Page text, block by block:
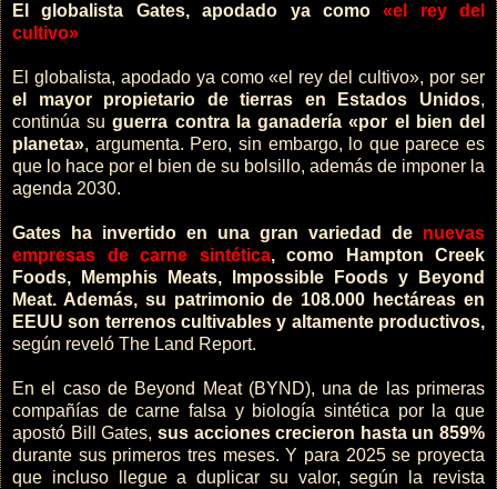
El globalista Gates, apodado ya como«el rey del
cultivo»
El globalista, apodado ya como «el rey del cultivo», por ser
el mayor propietario de tierras en Estados Unidos,
continúa suguerra contra la ganadería «por el bien del
planeta», argumenta. Pero, sin embargo, lo que parece es
que lo hace por el bien de su bolsillo, además de imponer la
agenda 2030.
Gates ha invertido en una gran variedad de nuevas
empresas de carne sintética, como Hampton Creek
Foods, Memphis Meats, Impossible Foods y Beyond
Meat. Además, su patrimonio de 108.000 hectáreas en
EEUU son terrenos cultivables y altamente productivos,
según reveló The Land Report.
En el caso de Beyond Meat (BYND), una de las primeras
compañías de carne falsa y biología sintética por la que
apostó Bill Gates, sus acciones crecieron hasta un 859%
durante sus primeros tres meses. Y para 2025 se proyecta
que incluso llegue a duplicar su valor, según la revista